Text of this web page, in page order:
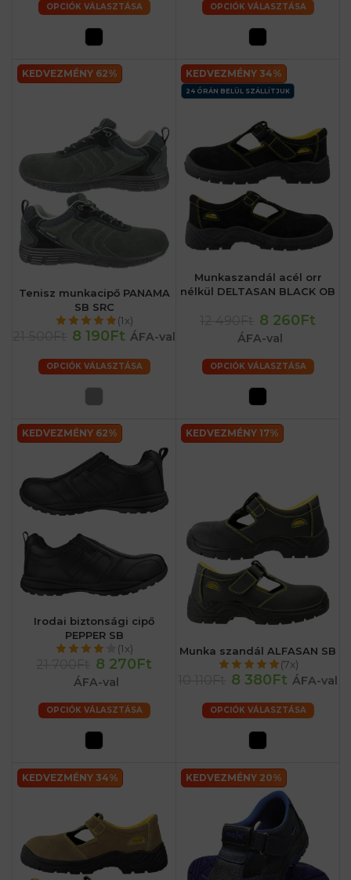
OPCIÓK VÁLASZTÁSA OPCIÓK VÁLASZTÁSA
KEDVEZMÉNY 62%
Tenisz munkacipő PANAMA
SB SRC
(1x)
8 190Ft ÁFA-val
OPCIÓK VÁLASZTÁSA
KEDVEZMÉNY 34%
24 ÓRÁN BELÜL SZÁLLÍTJUK
Munkaszandál acél orr
nélkül DELTASAN BLACK OB
8 260Ft
ÁFA-val
OPCIÓK VÁLASZTÁSA
KEDVEZMÉNY 62%
Irodai biztonsági cipő
PEPPER SB
(1x)
8 270Ft
ÁFA-val
OPCIÓK VÁLASZTÁSA
KEDVEZMÉNY 17%
Munka szandál ALFASAN SB
(7x)
8 380Ft ÁFA-val
OPCIÓK VÁLASZTÁSA
KEDVEZMÉNY 34% KEDVEZMÉNY 20%